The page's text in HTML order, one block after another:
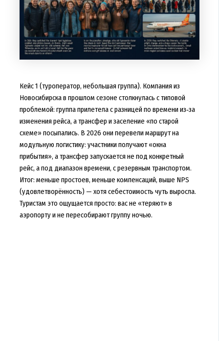
Кейс 1 (туроператор, небольшая группа). Компания из
Новосибирска в прошлом сезоне столкнулась с типовой
проблемой: группа прилетела с разницей по времени из‑за
изменения рейса, а трансфер и заселение «по старой
схеме» посыпались. В 2026 они перевели маршрут на
модульную логистику: участники получают «окна
прибытия», а трансфер запускается не под конкретный
рейс, а под диапазон времени, с резервным транспортом.
Итог: меньше простоев, меньше компенсаций, выше NPS
(удовлетворённость) — хотя себестоимость чуть выросла.
Туристам это ощущается просто: вас не «теряют» в
аэропорту и не пересобирают группу ночью.